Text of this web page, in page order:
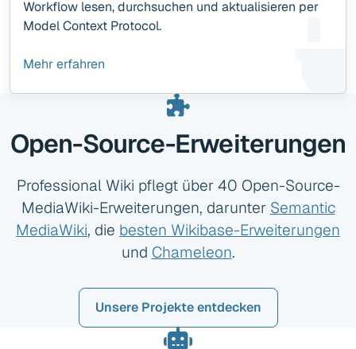
Workflow lesen, durchsuchen und aktualisieren per
Model Context Protocol.
Mehr erfahren
Open-Source-Erweiterungen
Professional Wiki pflegt über 40 Open-Source-
MediaWiki-Erweiterungen, darunter Semantic
MediaWiki, die besten Wikibase-Erweiterungen
und Chameleon.
Unsere Projekte entdecken